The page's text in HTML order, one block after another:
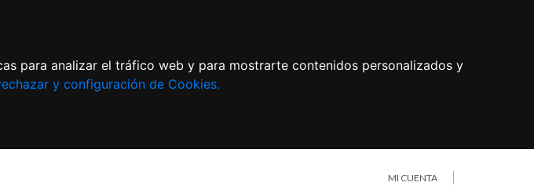
para analizar el tráfico web y para mostrarte contenidos personalizados y
y configuración de Cookies.
MI CUENTA